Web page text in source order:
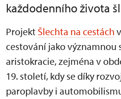
každodenního života
Projekt Šlechta na cestách
cestování jako významnou
aristokracie, zejména v
19. století, kdy se díky
paroplavby i